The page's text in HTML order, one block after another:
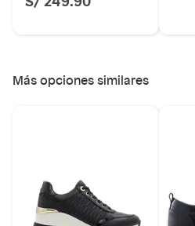
Más opciones similares